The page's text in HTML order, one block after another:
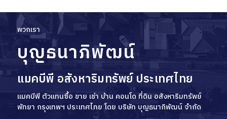
พวกเรา
บุญธนาภิพัฒน์
แมคบีพี อสังหาริมทรัพย์ ประเทศไทย
แมคบีพี ตัวแทนซื้อ ขาย เช่า บ้าน คอนโด ที่ดิน อสังหาริมทรัพย์
พัทยา กรุงเทพฯ ประเทศไทย โดย บริษัท บุญธนาภิพัฒน์ จำกัด